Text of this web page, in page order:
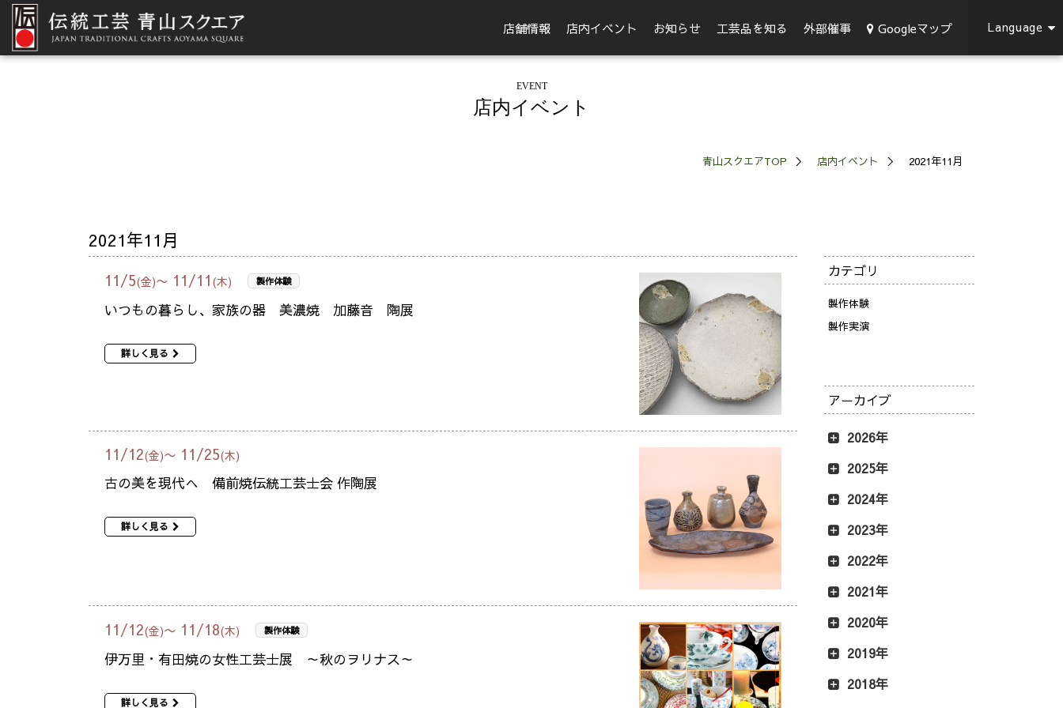
店舗情報 店内イベント お知らせ 工芸品を知る 外部催事 Googleマップ Language
EVENT
店内イベント
青山スクエアTOP 店内イベント 2021年11月
2021年11月
11/5(金)〜 11/11 (木) 製作体験
いつもの暮らし、家族の器 美濃焼 加藤音 陶展
詳しく見る
11/12(金)〜 11/25(木)
古の美を現代へ 備前焼伝統工芸士会 作陶展
詳しく見る
11/12(金)〜 11/18(木) 製作体験
伊万里・有田焼の女性工芸士展 ～秋のヲリナス～
詳しく見る
カテゴリ
製作体験
製作実演
アーカイブ
2026年
2025年
2024年
2023年
2022年
2021年
2020年
2019年
2018年